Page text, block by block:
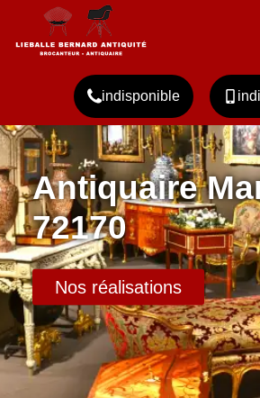
indisponible
Antiquaire
72170
Nos réalisations